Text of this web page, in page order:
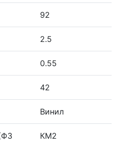
92
2.5
0.55
42
Винил
КМ2